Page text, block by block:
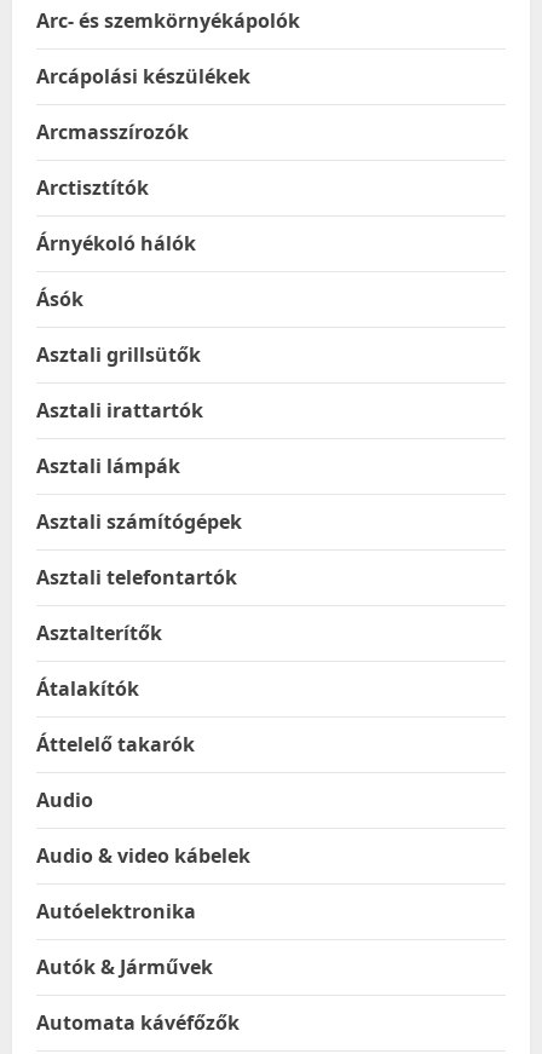
Arc- és szemkörnyékápolók
Arcápolási készülékek
Arcmasszírozók
Arctisztítók
Árnyékoló hálók
Ásók
Asztali grillsütők
Asztali irattartók
Asztali lámpák
Asztali számítógépek
Asztali telefontartók
Asztalterítők
Átalakítók
Áttelelő takarók
Audio
Audio & video kábelek
Autóelektronika
Autók & Járművek
Automata kávéfőzők